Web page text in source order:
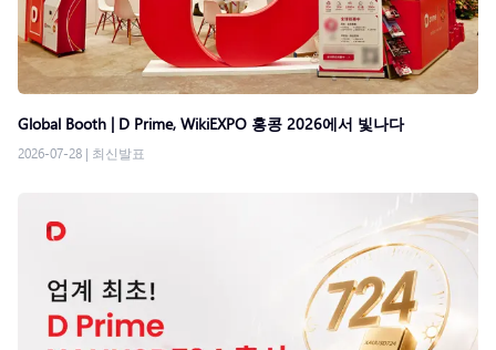
Global Booth | D Prime, WikiEXPO 홍콩 2026에서 빛나다
2026-07-28 | 최신발표